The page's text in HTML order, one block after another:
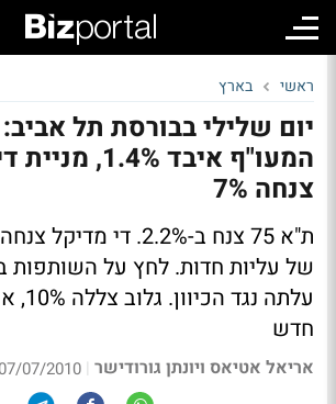
ראשי בארץ
יום שלילי בבורסת תל
המעו"ף איבד
צנחה 7%
ת"א 75 צנח ב-2.2%. די
של עליות חדות. לחץ על השותפות
עלתה
חדש
אריאל אטיאס ויונתן גורודישר |
07/07/2010 16:35